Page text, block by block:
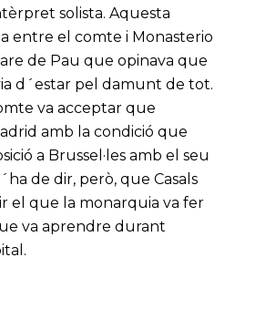
solista. Aquesta
entre el comte i Monasterio
de Pau que opinava que
d´estar pel damunt de tot.
va acceptar que
amb la condició que
a Brussel·les amb el seu
de dir, però, que Casals
el que la monarquia va fer
va aprendre durant